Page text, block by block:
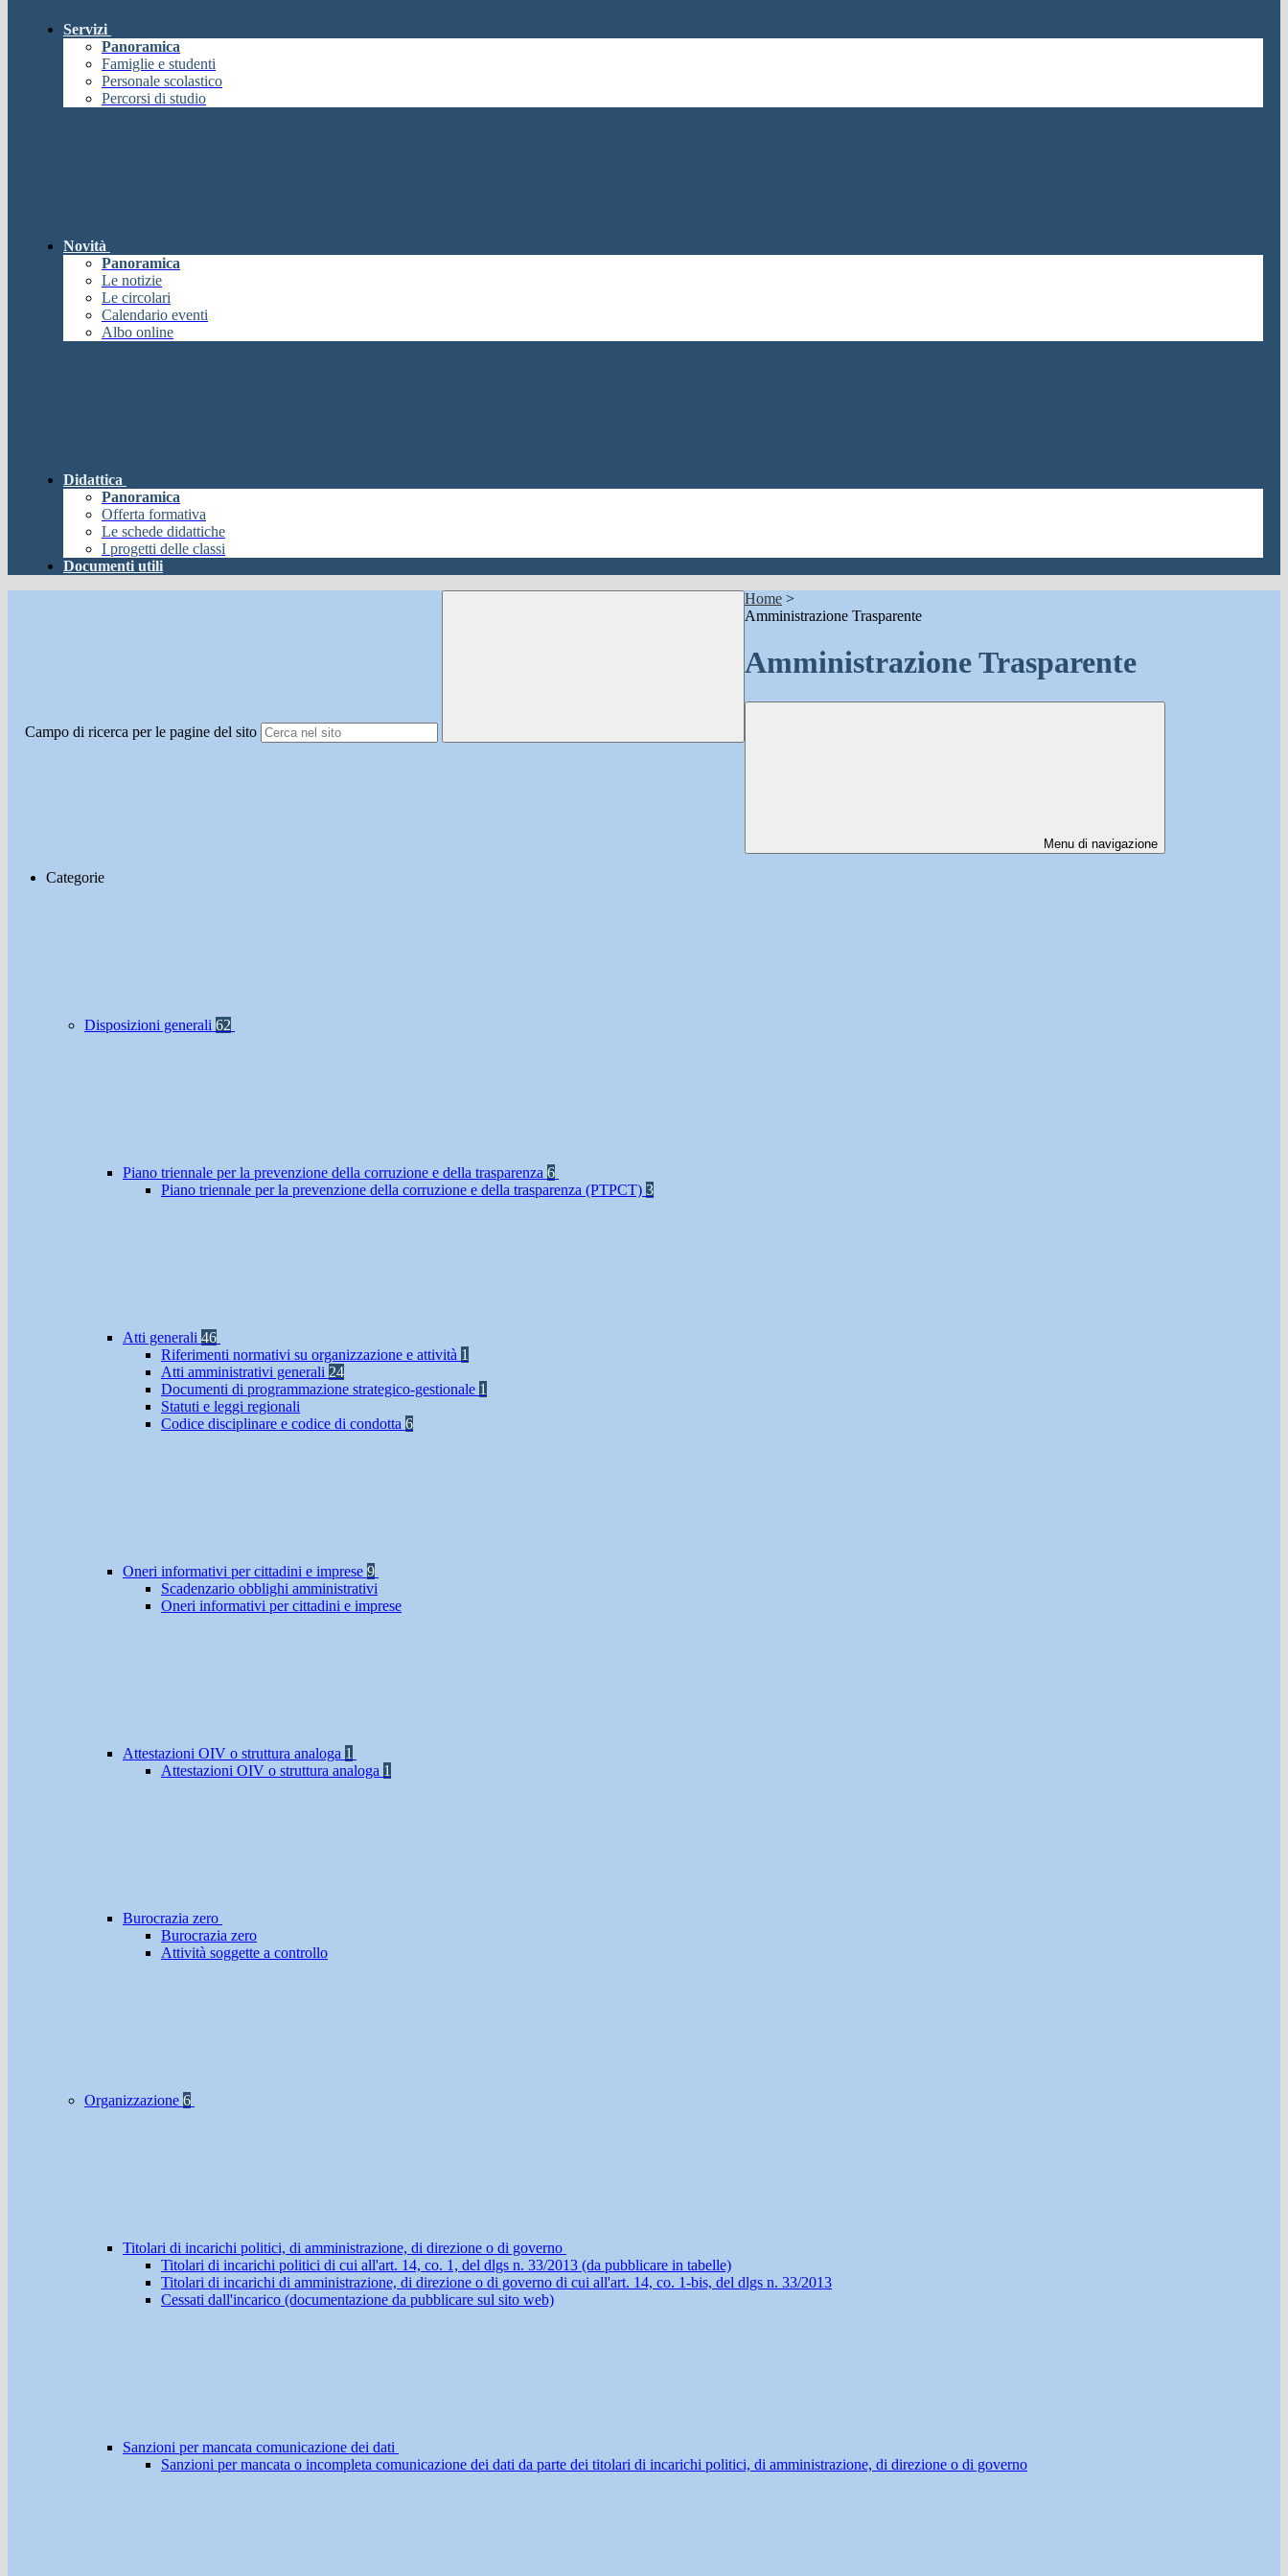
Servizi
Panoramica
Famiglie e studenti
Personale scolastico
Percorsi di studio
Novità
Panoramica
Le notizie
Le circolari
Calendario eventi
Albo online
Didattica
Panoramica
Offerta formativa
Le schede didattiche
I progetti delle classi
Documenti utili
Campo di ricerca per le pagine del sito
Home >
Amministrazione Trasparente
Amministrazione Trasparente
Menu di navigazione
Categorie
Disposizioni generali 62
Piano triennale per la prevenzione della corruzione e della trasparenza 6
Piano triennale per la prevenzione della corruzione e della trasparenza (PTPCT) 3
Atti generali 46
Riferimenti normativi su organizzazione e attività 1
Atti amministrativi generali 24
Documenti di programmazione strategico-gestionale 1
Statuti e leggi regionali
Codice disciplinare e codice di condotta 6
Oneri informativi per cittadini e imprese 9
Scadenzario obblighi amministrativi
Oneri informativi per cittadini e imprese
Attestazioni OIV o struttura analoga 1
Attestazioni OIV o struttura analoga 1
Burocrazia zero
Burocrazia zero
Attività soggette a controllo
Organizzazione 6
Titolari di incarichi politici, di amministrazione, di direzione o di governo
Titolari di incarichi politici di cui all'art. 14, co. 1, del dlgs n. 33/2013 (da pubblicare in tabelle)
Titolari di incarichi di amministrazione, di direzione o di governo di cui all'art. 14, co. 1-bis, del dlgs n. 33/2013
Cessati dall'incarico (documentazione da pubblicare sul sito web)
Sanzioni per mancata comunicazione dei dati
Sanzioni per mancata o incompleta comunicazione dei dati da parte dei titolari di incarichi politici, di amministrazione, di direzione o di governo